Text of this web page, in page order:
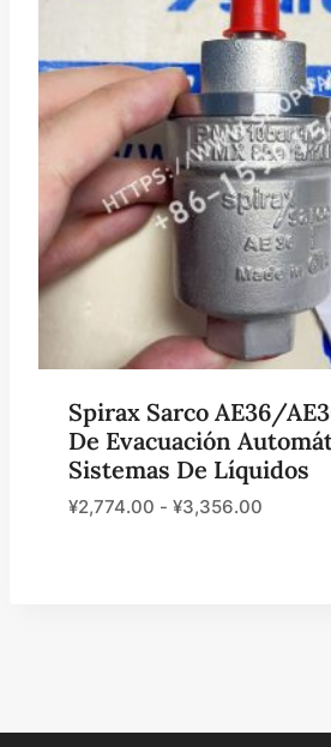
Spirax Sarco AE36/
De Evacuación
Sistemas De Líquidos
¥2,774.00 - ¥3,356.00